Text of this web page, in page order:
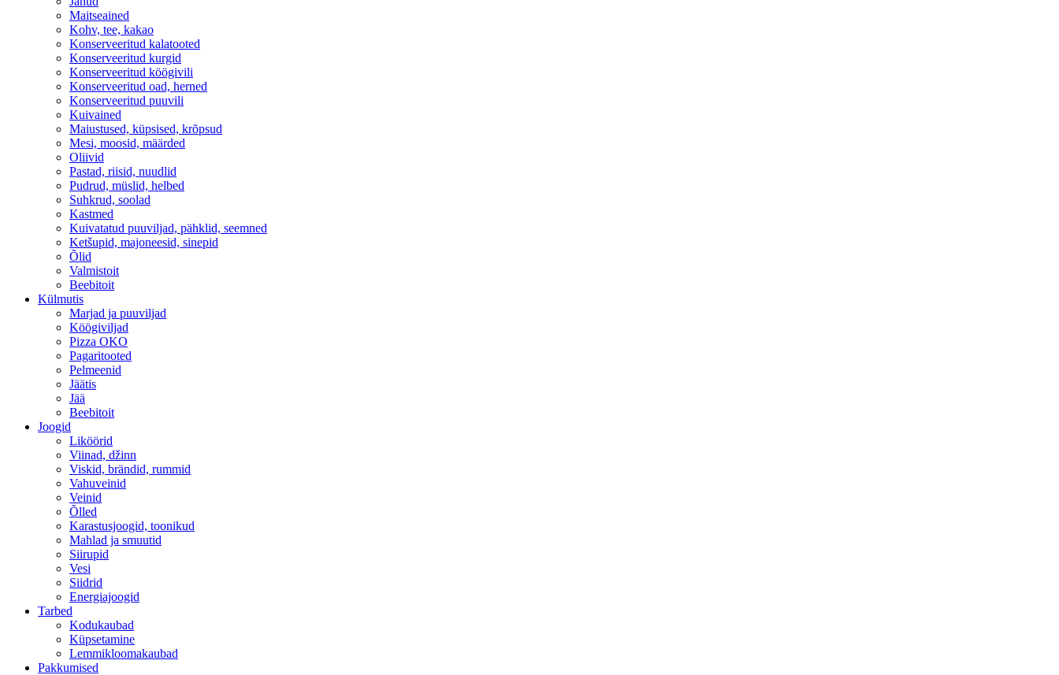
Maitseained
Kohv, tee, kakao
Konserveeritud kalatooted
Konserveeritud kurgid
Konserveeritud köögivili
Konserveeritud oad, herned
Konserveeritud puuvili
Kuivained
Maiustused, küpsised, krõpsud
Mesi, moosid, määrded
Oliivid
Pastad, riisid, nuudlid
Pudrud, müslid, helbed
Suhkrud, soolad
Kastmed
Kuivatatud puuviljad, pähklid, seemned
Ketšupid, majoneesid, sinepid
Õlid
Valmistoit
Beebitoit
Külmutis
Marjad ja puuviljad
Köögiviljad
Pizza OKO
Pagaritooted
Pelmeenid
Jäätis
Jää
Beebitoit
Joogid
Liköörid
Viinad, džinn
Viskid, brändid, rummid
Vahuveinid
Veinid
Õlled
Karastusjoogid, toonikud
Mahlad ja smuutid
Siirupid
Vesi
Siidrid
Energiajoogid
Tarbed
Kodukaubad
Küpsetamine
Lemmikloomakaubad
Pakkumised